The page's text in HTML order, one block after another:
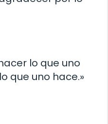
lo que uno
que uno hace.»